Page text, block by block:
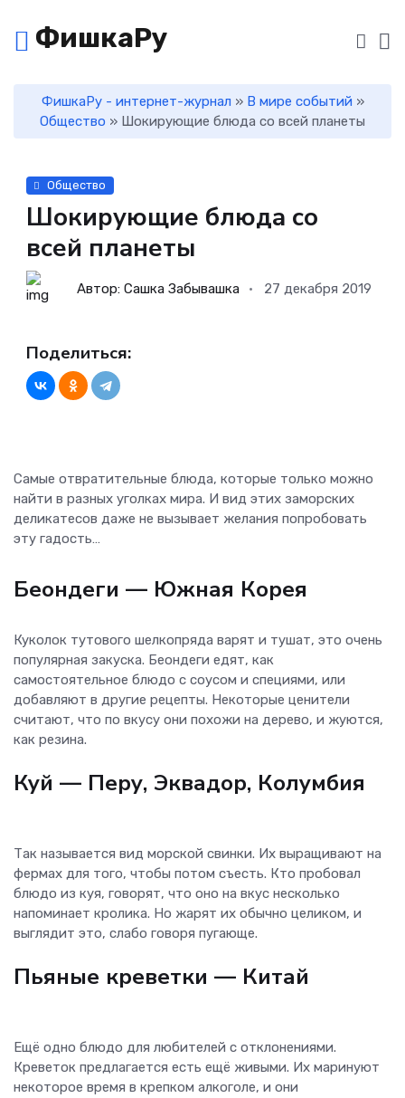
ФишкаРу
ФишкаРу - интернет-журнал » В мире событий »
Общество » Шокирующие блюда со всей планеты
Общество
Шокирующие блюда со
всей планеты
Автор: Сашка Забывашка 27 декабря 2019
Поделиться:
Самые отвратительные блюда, которые только можно
найти в разных уголках мира. И вид этих заморских
деликатесов даже не вызывает желания попробовать
эту гадость…
Беондеги — Южная Корея
Куколок тутового шелкопряда варят и тушат, это очень
популярная закуска. Беондеги едят, как
самостоятельное блюдо с соусом и специями, или
добавляют в другие рецепты. Некоторые ценители
считают, что по вкусу они похожи на дерево, и жуются,
как резина.
Куй — Перу, Эквадор, Колумбия
Так называется вид морской свинки. Их выращивают на
фермах для того, чтобы потом съесть. Кто пробовал
блюдо из куя, говорят, что оно на вкус несколько
напоминает кролика. Но жарят их обычно целиком, и
выглядит это, слабо говоря пугающе.
Пьяные креветки — Китай
Ещё одно блюдо для любителей с отклонениями.
Креветок предлагается есть ещё живыми. Их маринуют
некоторое время в крепком алкоголе, и они